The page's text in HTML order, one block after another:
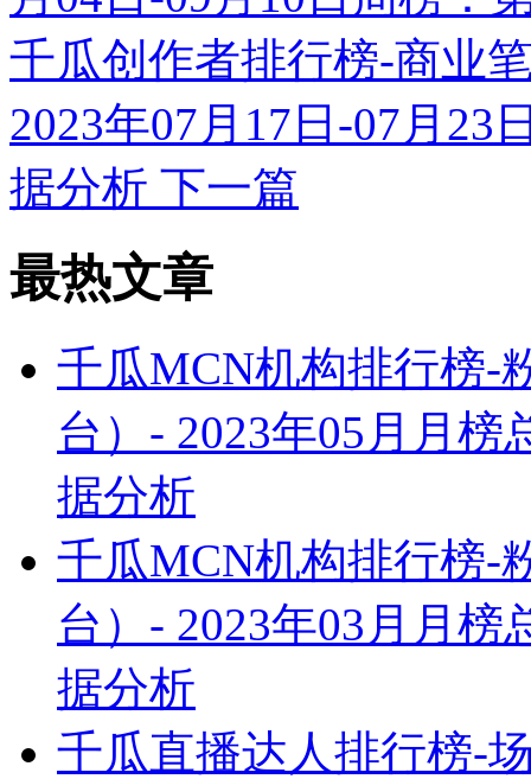
千瓜创作者排行榜-商业
2023年07月17日-07月23
据分析 下一篇
最热文章
千瓜MCN机构排行榜-
台）- 2023年05月月
据分析
千瓜MCN机构排行榜-
台）- 2023年03月月
据分析
千瓜直播达人排行榜-